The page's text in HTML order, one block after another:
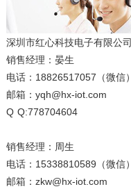
深圳市红心科技电子有限公司
销售经理 ：晏生
电话：18826517057（微信）
邮箱：yqh@hx-iot.com
Q Q:778704604
销售经理：周生
电话 ：15338810589 （微信）
邮箱：zkw@hx-iot.com